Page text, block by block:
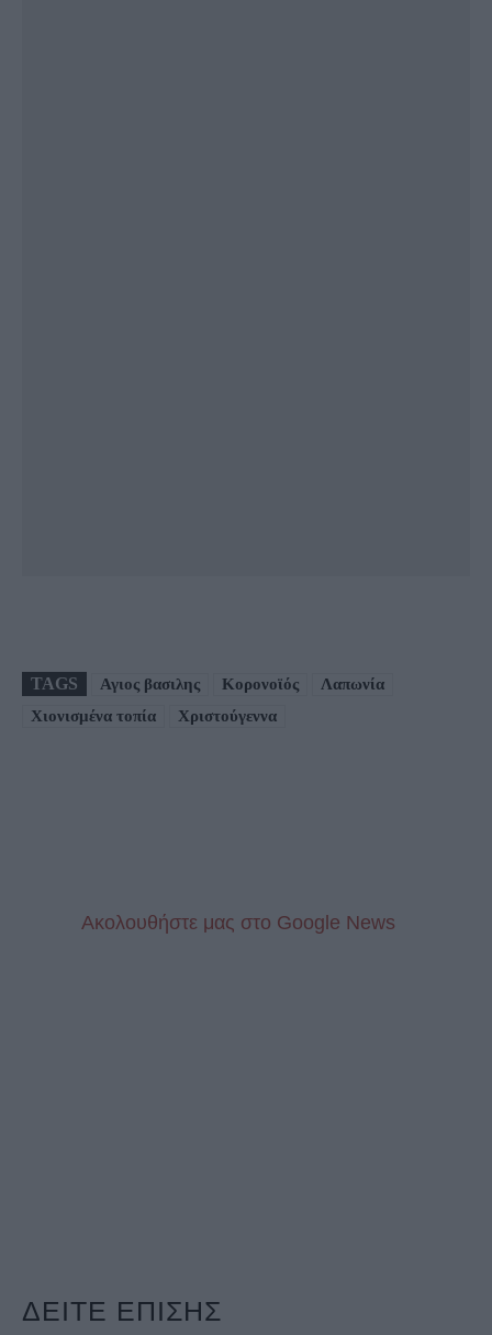
TAGS Αγιος βασιλης Κορονοϊός
Λαπωνία
Χιονισμένα τοπία
Χριστούγεννα
Aκολουθήστε μας στo Google News
ΔΕΙΤΕ ΕΠΙΣΗΣ